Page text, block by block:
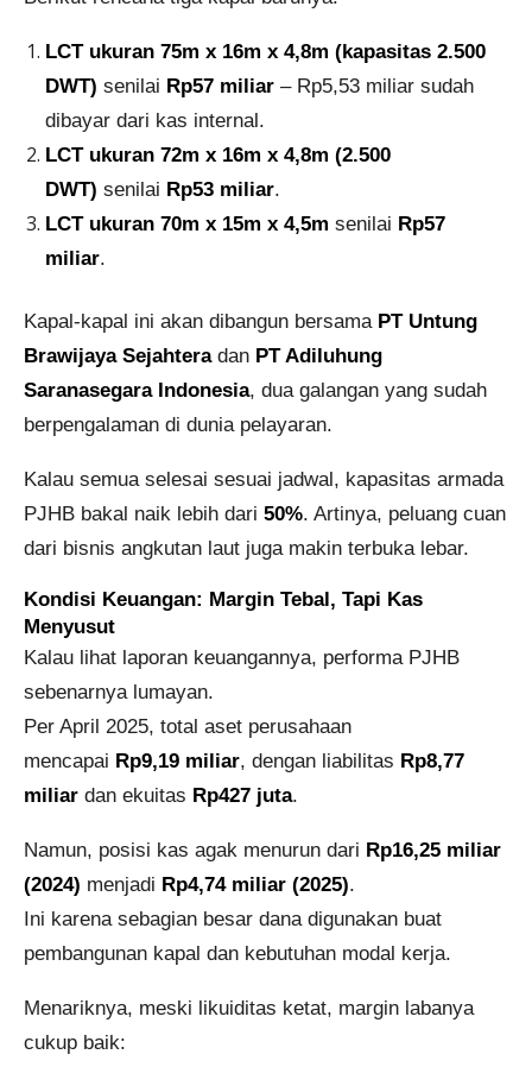
LCT ukuran 75m x 16m x 4,8m (kapasitas 2.500
DWT) senilai Rp57 miliar – Rp5,53 miliar sudah
dibayar dari kas internal.
LCT ukuran 72m x 16m x 4,8m (2.500
DWT) senilai Rp53 miliar.
LCT ukuran 70m x 15m x 4,5m senilai Rp57
miliar.
Kapal-kapal ini akan dibangun bersama PT Untung
Brawijaya Sejahteradan PT Adiluhung
Saranasegara Indonesia, dua galangan yang sudah
berpengalaman di dunia pelayaran.
Kalau semua selesai sesuai jadwal, kapasitas armada
PJHB bakal naik lebih dari 50%. Artinya, peluang cuan
dari bisnis angkutan laut juga makin terbuka lebar.
Kondisi Keuangan: Margin Tebal, Tapi Kas
Menyusut
Kalau lihat laporan keuangannya, performa PJHB
sebenarnya lumayan.
Per April 2025, total aset perusahaan
mencapai Rp9,19 miliar, dengan liabilitas Rp8,77
miliar dan ekuitas Rp427 juta.
Namun, posisi kas agak menurun dari Rp16,25 miliar
(2024) menjadi Rp4,74 miliar (2025).
Ini karena sebagian besar dana digunakan buat
pembangunan kapal dan kebutuhan modal kerja.
Menariknya, meski likuiditas ketat, margin labanya
cukup baik: